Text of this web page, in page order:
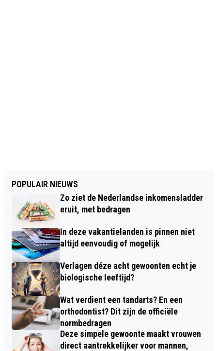
POPULAIR NIEUWS
Zo ziet de Nederlandse inkomensladder
eruit, met bedragen
In deze vakantielanden is pinnen niet
altijd eenvoudig of mogelijk
Verlagen déze acht gewoonten echt je
biologische leeftijd?
Wat verdient een tandarts? En een
orthodontist? Dit zijn de officiële
normbedragen
Deze simpele gewoonte maakt vrouwen
direct aantrekkelijker voor mannen,